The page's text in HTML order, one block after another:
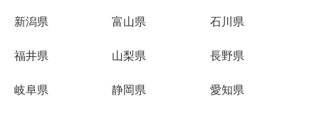
新潟県 富山県 石川県
福井県 山梨県 長野県
岐阜県 静岡県 愛知県